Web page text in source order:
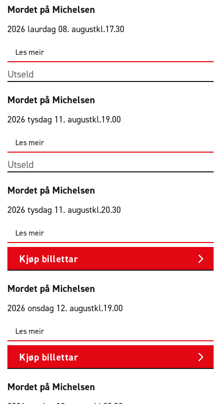
Mordet på Michelsen
2026 laurdag 08. augustkl.17.30
Les meir
Utseld
Mordet på Michelsen
2026 tysdag 11. augustkl.19.00
Les meir
Utseld
Mordet på Michelsen
2026 tysdag 11. augustkl.20.30
Les meir
Kjøp billettar
Mordet på Michelsen
2026 onsdag 12. augustkl.19.00
Les meir
Kjøp billettar
Mordet på Michelsen